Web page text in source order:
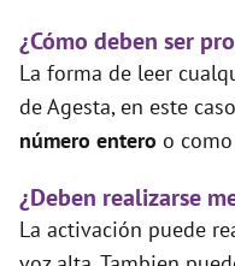
¿Cómo deben ser
La forma de leer
de Agesta, en este
número entero o como
¿Deben realizarse
La activación puede